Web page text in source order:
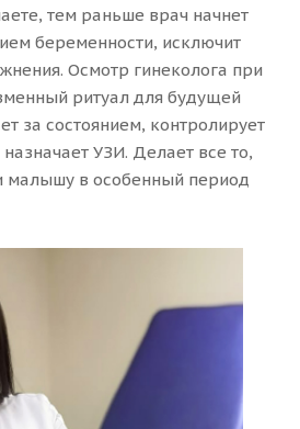
тем раньше врач начнет
беременности, исключит
Осмотр гинеколога при
ритуал для будущей
за состоянием, контролирует
УЗИ. Делает все то,
малышу в особенный период